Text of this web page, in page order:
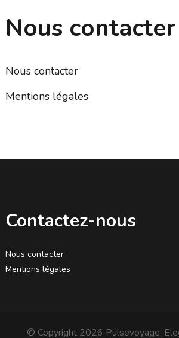
Nous contacter
Nous contacter
Mentions légales
Contactez-nous
Nous contacter
Mentions légales
© Copyright 2026 Pulsevoyage.